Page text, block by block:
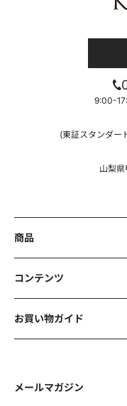
わせて「お客様」
第1条 法令等の遵守
当社は、個人情報
省庁ガイドライン
す。
第2条 収集する利用
るお客様の情報、お
様またはお客様の端
報であって、本ポリ
第3条 情報の管理
整備・社員教育の徹
プラ
9:00-
(東証スタンダー
山梨
商品
コンテンツ
お買い物ガイド
メールマガジン